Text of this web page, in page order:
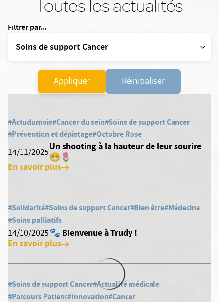
Toutes les actualités
Filtrer par...
Appliquer Réinitialiser
#Actudumois#Cancer du sein#Soins de support Cancer
#Prévention et dépistage#Octobre Rose
14/11/2025
Un shooting à la hauteur de leur sourire
😁🌷
En savoir plus
#Solidarité#Soins de support Cancer#Bien être#Médecine
#Soins palliatifs
14/10/2025🐾 Bienvenue à Trudy !
En savoir plus
#Soins de support Cancer#Actualité médicale
#Parcours Patient#Innovation#Cancer